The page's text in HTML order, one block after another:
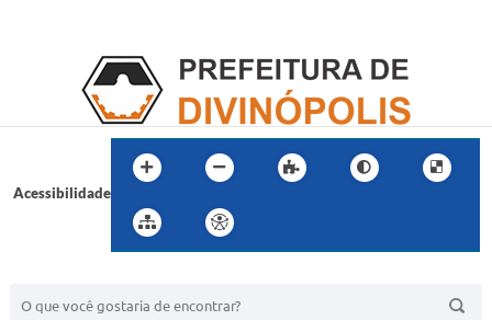
Acessibilidade